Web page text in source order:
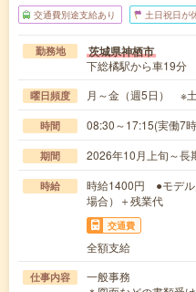
交通費別途支給あり 土日祝日が
勤務地 茨城県神栖市
下総橘駅から車19分
曜日頻度 月～金（週5日） ※
時間 08:30～17:15(実働7
期間 2026年10月上旬～
時給
時給1400円 ●モデル
場合）＋残業代
交通費
全額支給
仕事内容
一般事務